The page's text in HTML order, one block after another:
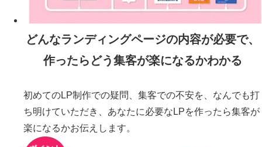
どんなランディングページの内容が必要で、
作ったらどう集客が楽になるかわかる
初めてのLP制作での疑問、集客での不安を、なんでも打
ち明けていただき、あなたに必要なLPを作ったら集客が
楽になるかお伝えします。